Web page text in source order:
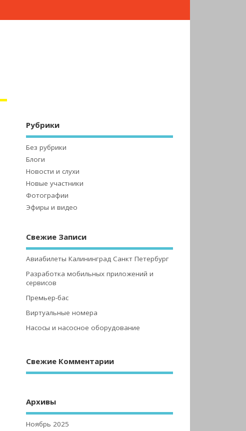
Рубрики
Без рубрики
Блоги
Новости и слухи
Новые участники
Фотографии
Эфиры и видео
Свежие Записи
Авиабилеты Калининград Санкт Петербург
Разработка мобильных приложений и
сервисов
Премьер-бас
Виртуальные номера
Насосы и насосное оборудование
Свежие Комментарии
Архивы
Ноябрь 2025